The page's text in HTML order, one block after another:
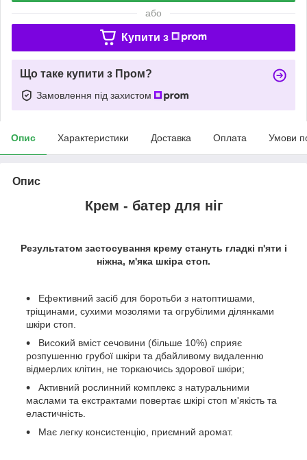
або
Купити з
Що таке купити з Пром?
Замовлення під захистом
Опис Характеристики Доставка Оплата Умови
Опис
Крем - батер для ніг
Результатом застосування крему стануть гладкі п'яти і
ніжна, м'яка шкіра стоп.
Ефективний засіб для боротьби з натоптишами,
тріщинами, сухими мозолями та огрубілими ділянками
шкіри стоп.
Високий вміст сечовини (більше 10%) сприяє
розпушенню грубої шкіри та дбайливому видаленню
відмерлих клітин, не торкаючись здорової шкіри;
Активний рослинний комплекс з натуральними
маслами та екстрактами повертає шкірі стоп м'якість та
еластичність.
Має легку консистенцію, приємний аромат.